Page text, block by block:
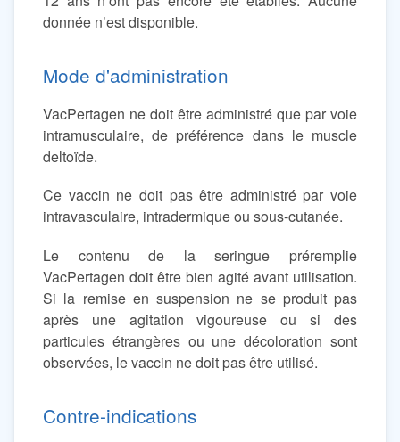
donnée n’est disponible.
Mode d'administration
VacPertagen ne doit être administré que par voie
intramusculaire, de préférence dans le muscle
deltoïde.
Ce vaccin ne doit pas être administré par voie
intravasculaire, intradermique ou sous-cutanée.
Le contenu de la seringue préremplie
VacPertagen doit être bien agité avant utilisation.
Si la remise en suspension ne se produit pas
après une agitation vigoureuse ou si des
particules étrangères ou une décoloration sont
observées, le vaccin ne doit pas être utilisé.
Contre-indications